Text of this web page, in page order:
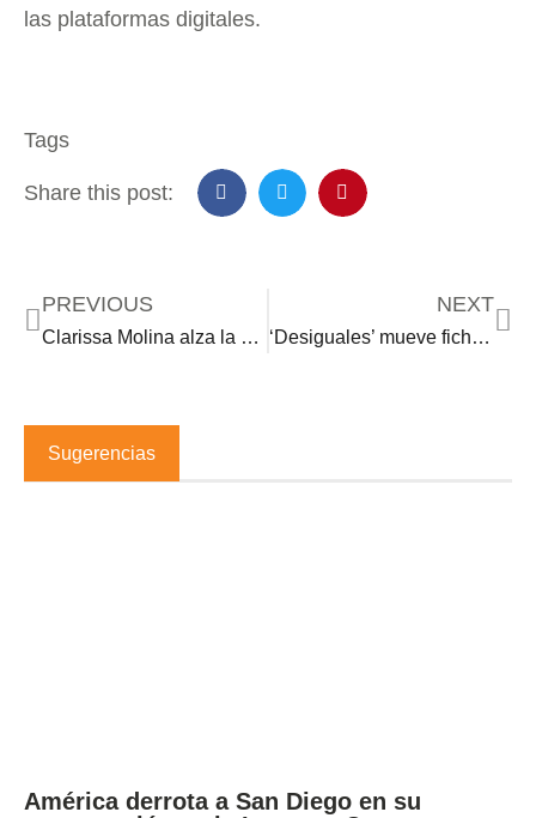
las plataformas digitales.
Tags
Share this post:
PREVIOUS
Clarissa Molina alza la voz y hace una denuncia pública: “Justicia”
NEXT
‘Desiguales’ mueve ficha ante el estreno de la nueva temporada de ‘La mesa caliente’ ¡con un as bajo la manga que nadie esperaba!
Sugerencias
América derrota a San Diego en su